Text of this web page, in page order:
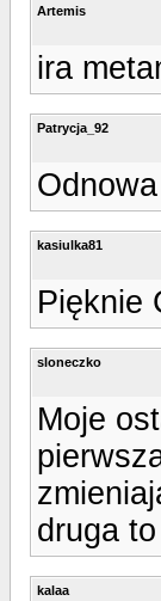
Artemis
ira
Patrycja_92
kasiulka81
Pięknie
sloneczko
Moje
druga
kalaa